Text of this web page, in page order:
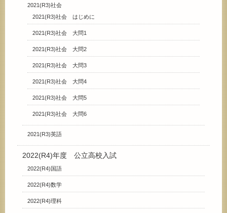
2021(R3)社会
2021(R3)社会 はじめに
2021(R3)社会 大問1
2021(R3)社会 大問2
2021(R3)社会 大問3
2021(R3)社会 大問4
2021(R3)社会 大問5
2021(R3)社会 大問6
2021(R3)英語
2022(R4)年度 公立高校入試
2022(R4)国語
2022(R4)数学
2022(R4)理科